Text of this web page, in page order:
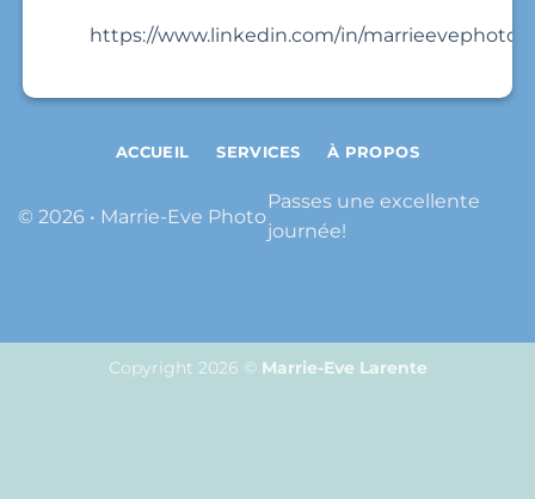
https://www.linkedin.com/in/marrieevephoto/
© 2026 • Marrie-Eve Photo
ACCUEIL SERVICES À PROPOS
Passes une excellente
journée!
Copyright 2026 © Marrie-Eve Larente